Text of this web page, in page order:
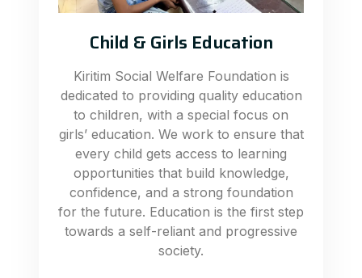
Child & Girls Education
Kiritim Social Welfare Foundation is
dedicated to providing quality education
to children, with a special focus on
girls’ education. We work to ensure that
every child gets access to learning
opportunities that build knowledge,
confidence, and a strong foundation
for the future. Education is the first step
towards a self-reliant and progressive
society.